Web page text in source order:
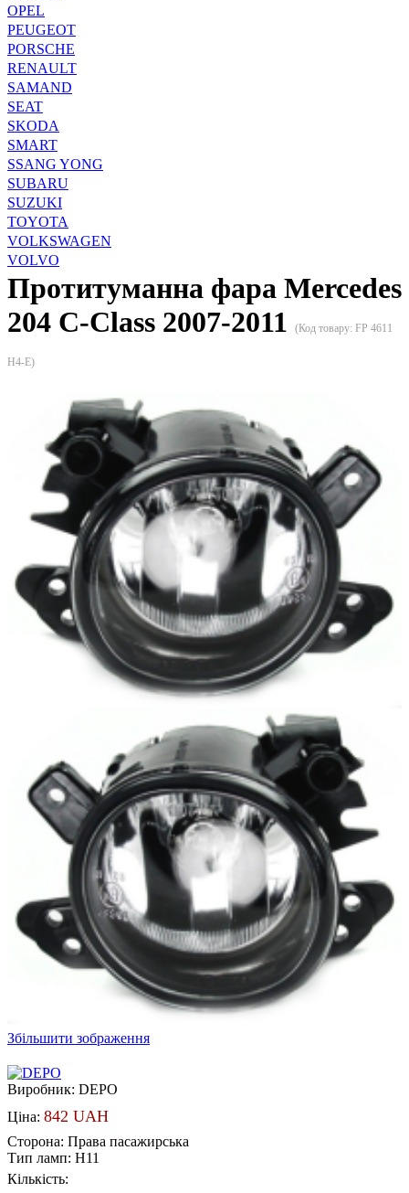
OPEL
PEUGEOT
PORSCHE
RENAULT
SAMAND
SEAT
SKODA
SMART
SSANG YONG
SUBARU
SUZUKI
TOYOTA
VOLKSWAGEN
VOLVO
Протитуманна фара Mercedes
204 C-Class 2007-2011
(Код товару: FP 4611
H4-E)
Збільшити зображення
Виробник: DEPO
Ціна: 842 UAH
Сторона: Права пасажирська
Тип ламп: H11
Кількість: